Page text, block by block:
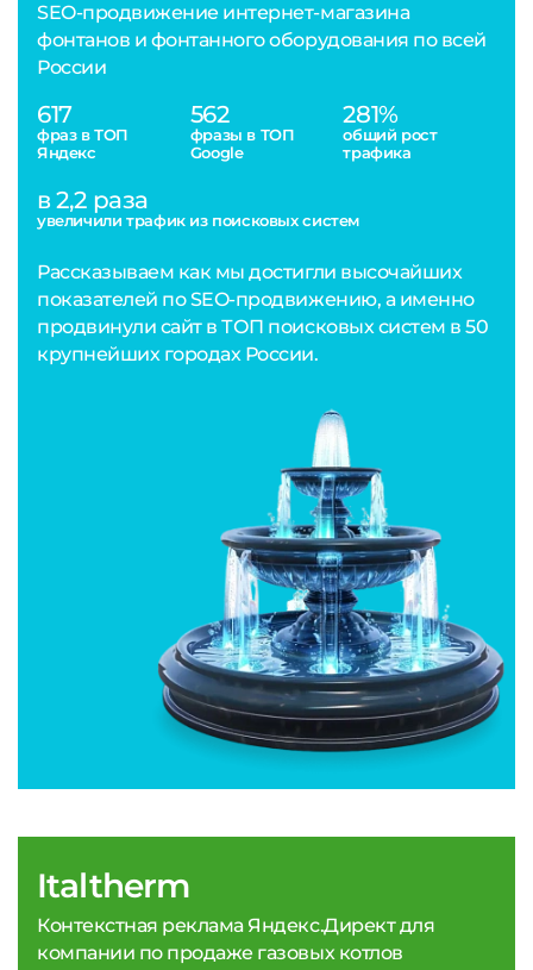
SEO-продвижение интернет-магазина
фонтанов и фонтанного оборудования по всей
России
617
фраз в ТОП
Яндекс
562
фразы в ТОП
Google
281%
общий рост
трафика
в 2,2 раза
увеличили трафик из поисковых систем
Рассказываем как мы достигли высочайших
показателей по SEO-продвижению, а именно
продвинули сайт в ТОП поисковых систем в 50
крупнейших городах России.
Italtherm
Контекстная реклама Яндекс.Директ для
компании по продаже газовых котлов